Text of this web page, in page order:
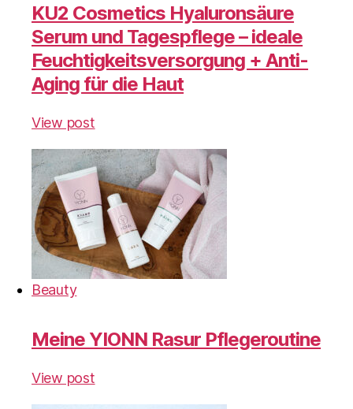
KU2 Cosmetics Hyaluronsäure
Serum und Tagespflege – ideale
Feuchtigkeitsversorgung + Anti-
Aging für die Haut
View post
Beauty
Meine YIONN Rasur Pflegeroutine
View post